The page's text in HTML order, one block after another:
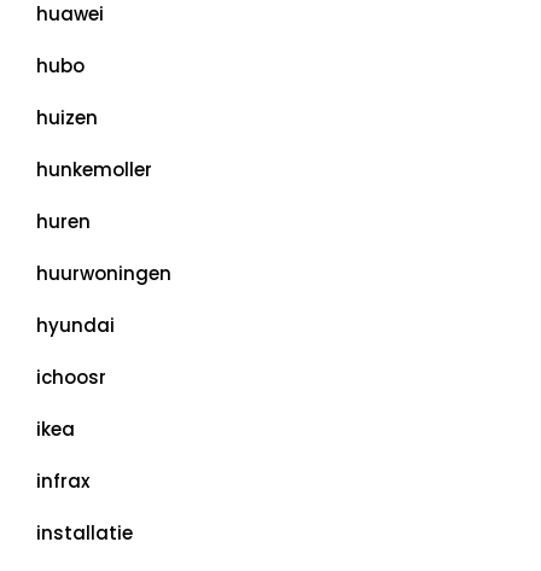
huawei
hubo
huizen
hunkemoller
huren
huurwoningen
hyundai
ichoosr
ikea
infrax
installatie